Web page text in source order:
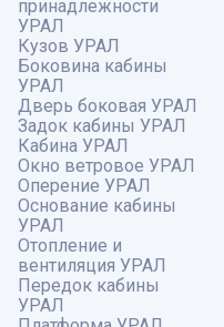
принадлежности
УРАЛ
Кузов УРАЛ
Боковина кабины
УРАЛ
Дверь боковая УРАЛ
Задок кабины УРАЛ
Кабина УРАЛ
Окно ветровое УРАЛ
Оперение УРАЛ
Основание кабины
УРАЛ
Отопление и
вентиляция УРАЛ
Передок кабины
УРАЛ